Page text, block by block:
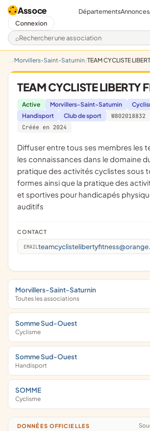
Assoce
Rechercher une association
DépartementsAnnonces
Connexion
Morvillers-Saint-Saturnin TEAM CYCLISTE
TEAM CYCLISTE LIBERTY
Active Morvillers-Saint-Saturnin
Handisport
Club de sport W802018832
Créée en 2024
diffuser entre tous ses membres les techniques et
les connaissances dans le domaine
pratique des activités cyclistes sous
formes ainsi que la pratique des
et sportives pour handicapés
auditifs
CONTACT
EMAIL
Morvillers-Saint-Saturnin
Toutes les associations
Somme Sud-Ouest
Cyclisme
Somme Sud-Ouest
Handisport
SOMME
Cyclisme
DONNÉES OFFICIELLES